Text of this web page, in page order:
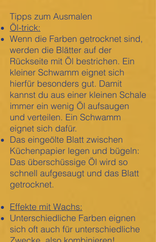
Tipps zum Ausmalen
Öl-trick:
Wenn die Farben getrocknet sind,
werden die Blätter auf der
Rückseite mit Öl bestrichen. Ein
kleiner Schwamm eignet sich
hierfür besonders gut. Damit
kannst du aus einer kleinen Schale
immer ein wenig Öl aufsaugen
und verteilen. Ein Schwamm
eignet sich dafür.
Das eingeölte Blatt zwischen
Küchenpapier legen und bügeln:
Das überschüssige Öl wird so
schnell aufgesaugt und das Blatt
getrocknet.
Effekte mit Wachs:
Unterschiedliche Farben eignen
sich oft auch für unterschiedliche